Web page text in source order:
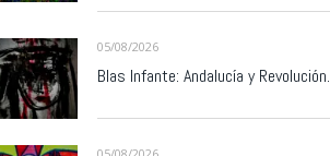
05/08/2026
Blas Infante: Andalucía y Revolución.